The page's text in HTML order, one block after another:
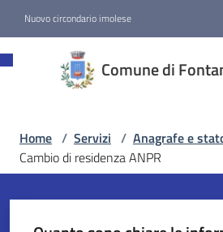
Nuovo circondario imolese
Comune di
Fontanelice
Amministrazione
Home / Servizi / Anagrafe e
Cambio di residenza ANPR